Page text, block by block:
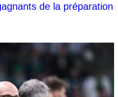
de la préparation